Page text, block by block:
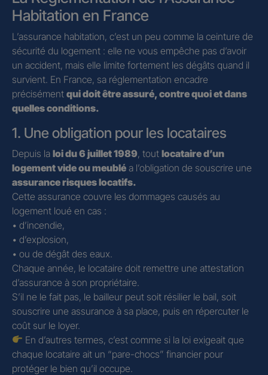
Habitation en France
L’assurance habitation, c’est un peu comme la ceinture de
sécurité du logement : elle ne vous empêche pas d’avoir
un accident, mais elle limite fortement les dégâts quand il
survient. En France, sa réglementation encadre
précisément qui doit être assuré, contre quoi et dans
quelles conditions.
1. Une obligation pour les locataires
Depuis la loi du 6 juillet 1989, tout locataire d’un
logement vide ou meublé a l’obligation de souscrire une
assurance risques locatifs.
Cette assurance couvre les dommages causés au
logement loué en cas :
• d’incendie,
• d’explosion,
• ou de dégât des eaux.
Chaque année, le locataire doit remettre une attestation
d’assurance à son propriétaire.
S’il ne le fait pas, le bailleur peut soit résilier le bail, soit
souscrire une assurance à sa place, puis en répercuter le
coût sur le loyer.
En d’autres termes, c’est comme si la loi exigeait que
chaque locataire ait un “pare-chocs” financier pour
protéger le bien qu’il occupe.